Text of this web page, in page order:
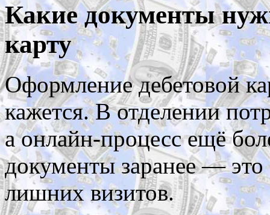
Какие документы
карту
Оформление дебетовой
кажется. В отделении
а онлайн-процесс ещё
документы заранее — это
лишних визитов.